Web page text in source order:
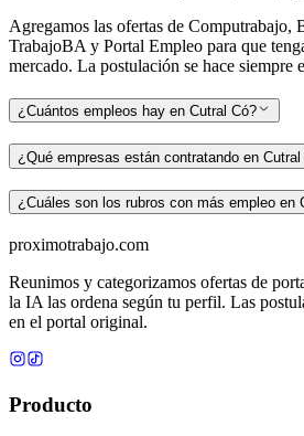
Agregamos las ofertas de Computrabajo,
TrabajoBA y Portal Empleo para que
mercado. La postulación se hace siempre
¿Cuántos empleos hay en Cutral Có?
¿Qué empresas están contratando en Cutral
¿Cuáles son los rubros con más empleo en
proximotrabajo.com
Reunimos y categorizamos ofertas de
la IA las ordena según tu perfil. Las
en el portal original.
Producto